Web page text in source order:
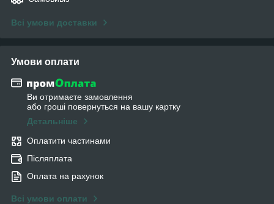
Всі умови доставки
Умови оплати
Ви отримаєте замовлення
або гроші повернуться на вашу картку
Детальніше
Оплатити частинами
Післяплата
Оплата на рахунок
Всі умови оплати